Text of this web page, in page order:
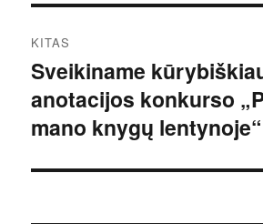
KITAS
Kitas
įrašas:
Sveikiname
anotacijos konkurso
mano knygų